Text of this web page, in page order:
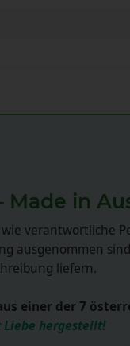
Made in
verantwortliche
ausgenommen
liefern.
einer der 7
Liebe hergestellt!